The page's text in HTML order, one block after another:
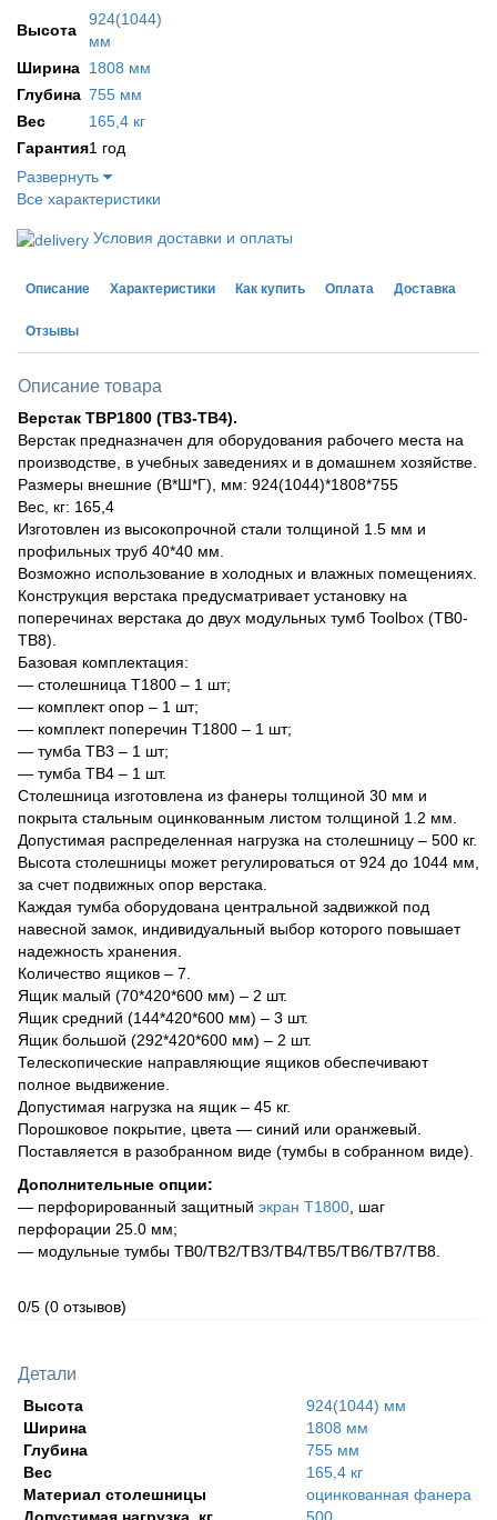
Высота
924(1044)
мм
Ширина 1808 мм
Глубина 755 мм
Вес
165,4 кг
Гарантия1 год
Развернуть
Все характеристики
Условия доставки и оплаты
Описание Характеристики Как купить Оплата Доставка
Отзывы
Описание товара
Верстак TBP1800 (ТВ3-ТВ4).
Верстак предназначен для оборудования рабочего места на
производстве, в учебных заведениях и в домашнем хозяйстве.
Размеры внешние (В*Ш*Г), мм: 924(1044)*1808*755
Вес, кг: 165,4
Изготовлен из высокопрочной стали толщиной 1.5 мм и
профильных труб 40*40 мм.
Возможно использование в холодных и влажных помещениях.
Конструкция верстака предусматривает установку на
поперечинах верстака до двух модульных тумб Toolbox (ТВ0-
ТВ8).
Базовая комплектация:
— столешница Т1800 – 1 шт;
— комплект опор – 1 шт;
— комплект поперечин Т1800 – 1 шт;
— тумба ТВ3 – 1 шт;
— тумба ТВ4 – 1 шт.
Столешница изготовлена из фанеры толщиной 30 мм и
покрыта стальным оцинкованным листом толщиной 1.2 мм.
Допустимая распределенная нагрузка на столешницу – 500 кг.
Высота столешницы может регулироваться от 924 до 1044 мм,
за счет подвижных опор верстака.
Каждая тумба оборудована центральной задвижкой под
навесной замок, индивидуальный выбор которого повышает
надежность хранения.
Количество ящиков – 7.
Ящик малый (70*420*600 мм) – 2 шт.
Ящик средний (144*420*600 мм) – 3 шт.
Ящик большой (292*420*600 мм) – 2 шт.
Телескопические направляющие ящиков обеспечивают
полное выдвижение.
Допустимая нагрузка на ящик – 45 кг.
Порошковое покрытие, цвета — синий или оранжевый.
Поставляется в разобранном виде (тумбы в собранном виде).
Дополнительные опции:
— перфорированный защитный экран Т1800 , шаг
перфорации 25.0 мм;
— модульные тумбы ТВ0/ТВ2/ТВ3/ТВ4/ТВ5/ТВ6/ТВ7/ТВ8.
0/5 (0 отзывов)
Детали
Высота
924(1044) мм
Ширина
1808 мм
Глубина
755 мм
Вес
165,4 кг
Материал столешницы
оцинкованная фанера
Допустимая нагрузка, кг
500